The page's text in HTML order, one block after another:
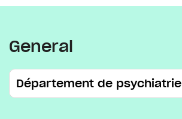
General
Département de psychiatrie